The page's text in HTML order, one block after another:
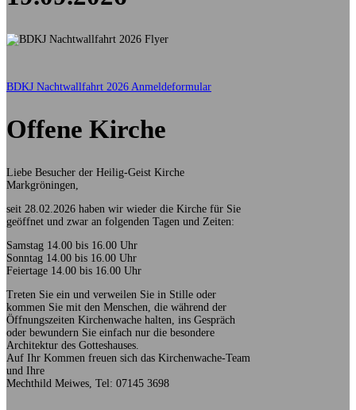
BDKJ Nachtwallfahrt 2026 Anmeldeformular
Offene Kirche
Liebe Besucher der Heilig-Geist Kirche
Markgröningen,
seit 28.02.2026 haben wir wieder die Kirche für Sie
geöffnet und zwar an folgenden Tagen und Zeiten:
Samstag 14.00 bis 16.00 Uhr
Sonntag 14.00 bis 16.00 Uhr
Feiertage 14.00 bis 16.00 Uhr
Treten Sie ein und verweilen Sie in Stille oder
kommen Sie mit den Menschen, die während der
Öffnungszeiten Kirchenwache halten, ins Gespräch
oder bewundern Sie einfach nur die besondere
Architektur des Gotteshauses.
Auf Ihr Kommen freuen sich das Kirchenwache-Team
und Ihre
Mechthild Meiwes, Tel: 07145 3698